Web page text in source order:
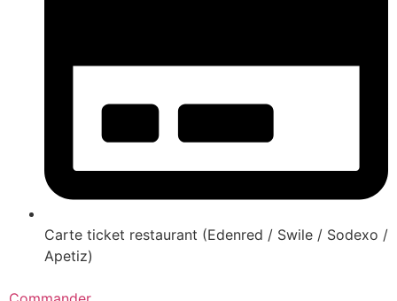
Carte ticket restaurant (Edenred / Swile / Sodexo /
Apetiz)